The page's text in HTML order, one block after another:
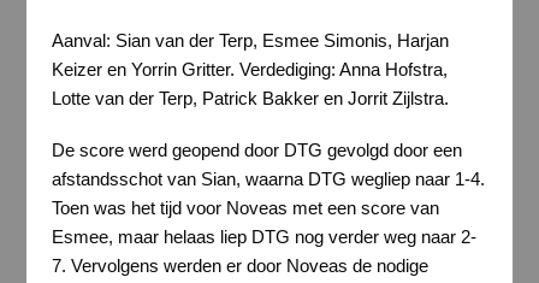
Aanval: Sian van der Terp, Esmee Simonis, Harjan
Keizer en Yorrin Gritter. Verdediging: Anna Hofstra,
Lotte van der Terp, Patrick Bakker en Jorrit Zijlstra.
De score werd geopend door DTG gevolgd door een
afstandsschot van Sian, waarna DTG wegliep naar 1-4.
Toen was het tijd voor Noveas met een score van
Esmee, maar helaas liep DTG nog verder weg naar 2-
7. Vervolgens werden er door Noveas de nodige